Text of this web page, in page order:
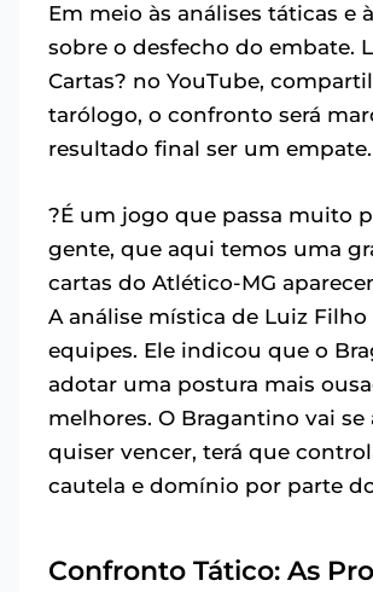
Em meio às análises táticas
sobre o desfecho do embate.
Cartas? no YouTube,
tarólogo, o confronto será
resultado final ser um empate.
?É um jogo que passa muito
gente, que aqui temos uma
cartas do Atlético-MG
A análise mística de Luiz
equipes. Ele indicou que o
adotar uma postura mais
melhores. O Bragantino vai
quiser vencer, terá que
cautela e domínio por parte
Confronto Tático: As